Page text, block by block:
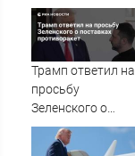
Трамп ответил на
просьбу
Зеленского о
поставках
противоракет